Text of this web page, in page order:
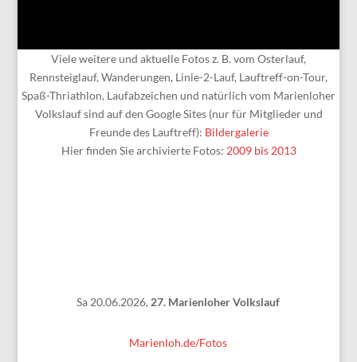
Viele weitere und aktuelle Fotos z. B. vom Osterlauf,
Rennsteiglauf, Wanderungen, Linie-2-Lauf, Lauftreff-on-Tour,
Spaß-Thriathlon, Laufabzeichen und natürlich vom Marienloher
Volkslauf sind auf den Google Sites (nur für Mitglieder und
Freunde des Lauftreff): Bildergalerie
Hier finden Sie archivierte Fotos: 2009 bis 2013
Sa 20.06.2026, 27. Marienloher Volkslauf
Marienloh.de/Fotos